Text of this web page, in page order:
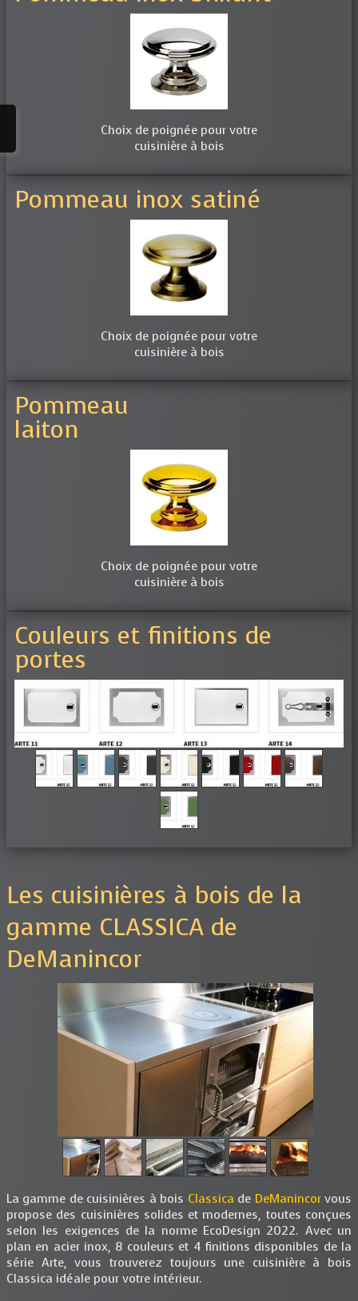
Choix de poignée pour votre
cuisinière à bois
Pommeau inox satiné
Choix de poignée pour votre
cuisinière à bois
Pommeau
laiton
Choix de poignée pour votre
cuisinière à bois
Couleurs et finitions de
portes
Les cuisinières à bois de la
gamme CLASSICA de
DeManincor
La gamme de cuisinières à bois Classica de DeManincorvous
propose des cuisinières solides et modernes, toutes conçues
selon les exigences de la norme EcoDesign 2022. Avec un
plan en acier inox, 8 couleurs et 4 finitions disponibles de la
série Arte, vous trouverez toujours une cuisinière à bois
Classica idéale pour votre intérieur.